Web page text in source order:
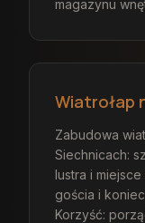
magazynu
Wiatrołap
Zabudowa
Siechnicach:
lustra i
gościa i
Korzyść: